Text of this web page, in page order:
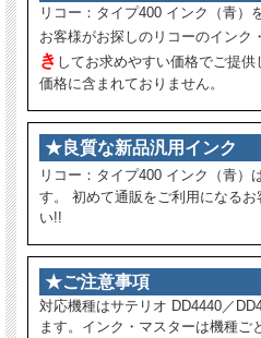
リコー：タイプ400 インク（青）
お客様がお探しのリコーのインク
き してお求めやすい価格でご提
価格に含まれておりません。
★良質な新品汎用インク
リコー：タイプ400 インク（青）は
す。 初めて通販をご利用になる
い!!
★ご注意事項
対応機種はサテリオ DD4440／
ます。インク・マスターは機種ご